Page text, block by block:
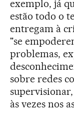
exemplo, já
estão todo o
entregam à
"se
problemas,
sobre redes
às vezes nos